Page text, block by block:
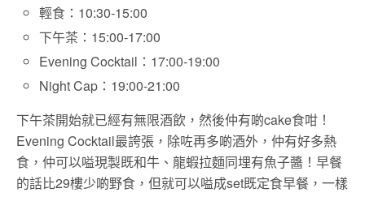
輕食：10:30-15:00
下午茶：15:00-17:00
Evening Cocktail：17:00-19:00
Night Cap：19:00-21:00
下午茶開始就已經有無限酒飲，然後仲有啲cake食咁！
Evening Cocktail最誇張，除咗再多啲酒外，仲有好多熱
食，仲可以嗌現製既和牛、龍蝦拉麵同埋有魚子醬！早餐
的話比29樓少啲野食，但就可以嗌成set既定食早餐，一樣